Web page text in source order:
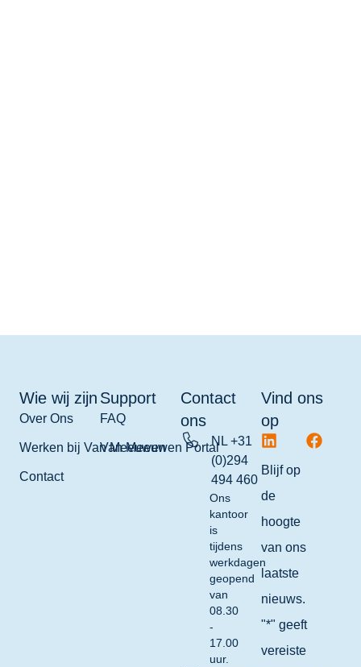
Wie wij zijn
Over Ons
Werken bij Van Meeuwen
Contact
Support
FAQ
Van Meeuwen Portal
Contact
ons
NL +31
(0)294
494 460
Ons
kantoor
is
tijdens
werkdagen
geopend
van
08.30
-
17.00
uur.
Vind ons
op
Blijf op
de
hoogte
van ons
laatste
nieuws.
"*" geeft
vereiste